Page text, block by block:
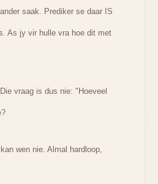
saak. Prediker se daar IS
As jy vir hulle vra hoe dit met
vraag is dus nie: "Hoeveel
wen nie. Almal hardloop,